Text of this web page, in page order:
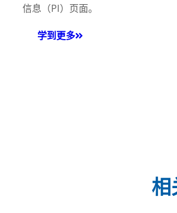
信息（PI）页面。
学到更多
相